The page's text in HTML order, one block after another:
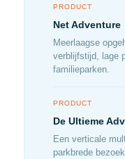
PRODUCT
Net Adventure
Meerlaagse
verblijfstijd, lage
familieparken.
PRODUCT
De Ultieme
Een verticale
parkbrede